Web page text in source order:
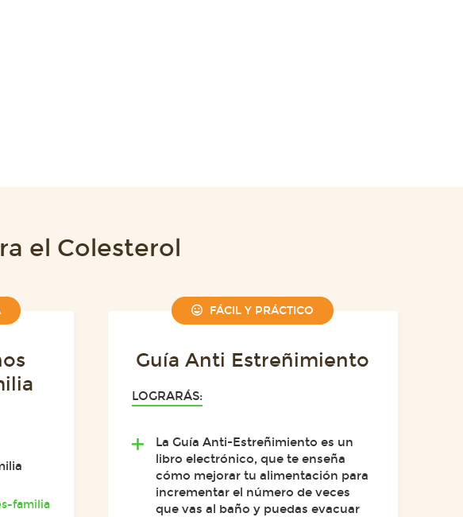
el Colesterol
familia
FÁCIL Y PRÁCTICO
Guía Anti Estreñimiento
LOGRARÁS:
La Guía Anti-Estreñimiento es un
libro electrónico, que te enseña
cómo mejorar tu alimentación para
incrementar el número de veces
que vas al baño y puedas evacuar